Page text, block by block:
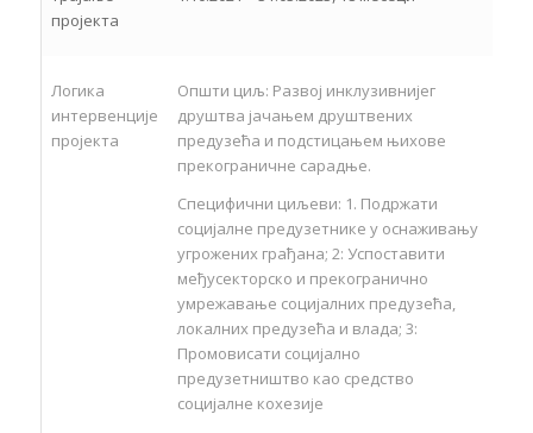
пројекта
Логика
интервенције
пројекта
Општи циљ: Развој инклузивнијег
друштва јачањем друштвених
предузећа и подстицањем њихове
прекограничне сарадње.
Специфични циљеви: 1. Подржати
социјалне предузетнике у оснаживању
угрожених грађана; 2: Успоставити
међусекторско и прекогранично
умрежавање социјалних предузећа,
локалних предузећа и влада; 3:
Промовисати социјално
предузетништво као средство
социјалне кохезије